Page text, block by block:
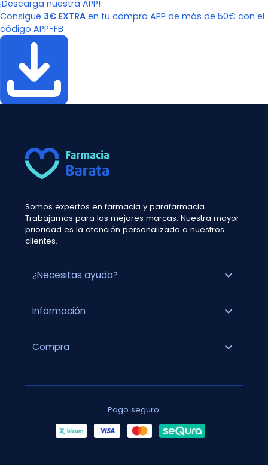
¡Descarga nuestra APP!
Consigue 3€ EXTRA en tu compra APP de más de 50€ con el
código APP-FB
Somos expertos en farmacia y parafarmacia.
Trabajamos para las mejores marcas. Nuestra mayor
prioridad es la atención personalizada a nuestros
clientes.
¿Necesitas ayuda? expand_more
Información expand_more
Compra expand_more
Pago seguro: